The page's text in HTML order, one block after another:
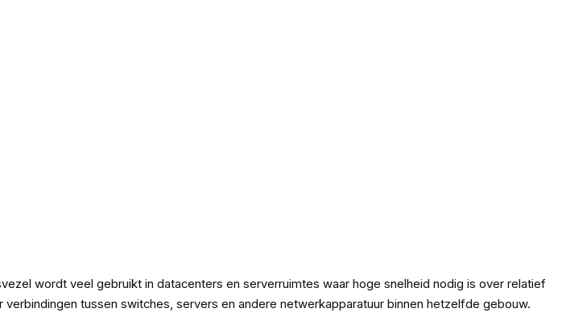
wordt veel gebruikt in datacenters en serverruimtes waar hoge snelheid nodig is over relatief
tussen switches, servers en andere netwerkapparatuur binnen hetzelfde gebouw.